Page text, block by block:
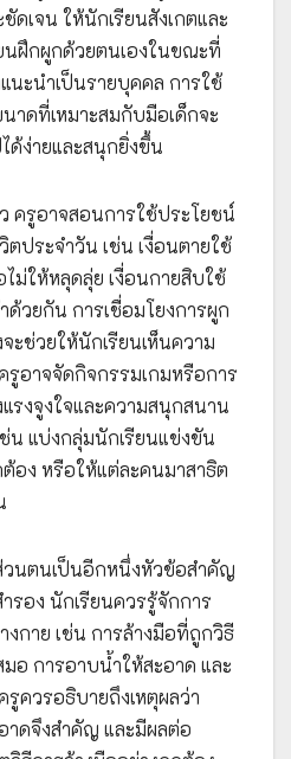
ดเจน ให้นักเรียนสังเกตและ
นฝึกผูกด้วยตนเองในขณะที่
นะนำเป็นรายบุคคล การใช้
าดที่เหมาะสมกับมือเด็กจะ
ด้ง่ายและสนุกยิ่งขึ้น
ครูอาจสอนการใช้ประโยชน์
ประจำวัน เช่น เงื่อนตายใช้
ม่ให้หลุดลุ่ย เงื่อนกายสิบใช้
วยกัน การเชื่อมโยงการผูก
ะช่วยให้นักเรียนเห็นความ
อาจจัดกิจกรรมเกมหรือการ
รงจูงใจและความสนุกสนาน
น แบ่งกลุ่มนักเรียนแข่งขัน
อง หรือให้แต่ละคนมาสาธิต
นตนเป็นอีกหนึ่งหัวข้อสำคัญ
รอง นักเรียนควรรู้จักการ
กาย เช่น การล้างมือที่ถูกวิธี
อ การอาบน้ำให้สะอาด และ
รูควรอธิบายถึงเหตุผลว่า
าดจึงสำคัญ และมีผลต่อ